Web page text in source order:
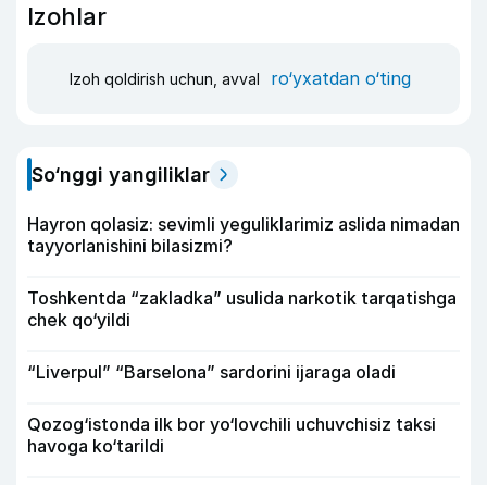
Izohlar
Izoh qoldirish uchun, avval ro‘yxatdan o‘ting
So‘nggi yangiliklar
Hayron qolasiz: sevimli yeguliklarimiz aslida nimadan
tayyorlanishini bilasizmi?
Toshkentda “zakladka” usulida narkotik tarqatishga
chek qo‘yildi
“Liverpul” “Barselona” sardorini ijaraga oladi
Qozog‘istonda ilk bor yo‘lovchili uchuvchisiz taksi
havoga ko‘tarildi